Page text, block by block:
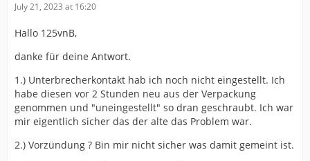
July 21, 2023 at 16:20
Hallo 125vnB,
danke für deine Antwort.
1.) Unterbrecherkontakt hab ich noch nicht eingestellt. Ich
habe diesen vor 2 Stunden neu aus der Verpackung
genommen und "uneingestellt" so dran geschraubt. Ich war
mir eigentlich sicher das der alte das Problem war.
2.) Vorzündung ? Bin mir nicht sicher was damit gemeint ist.